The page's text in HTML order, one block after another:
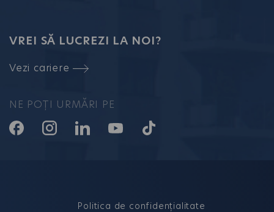
VREI SĂ LUCREZI LA NOI?
Vezi cariere
NE POȚI URMĂRI PE
Politica de confidențialitate